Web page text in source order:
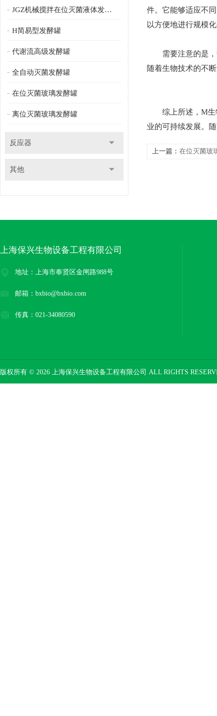
JGZ机械搅拌在位灭菌液体发酵罐
H简易型发酵罐
代谢流高级发酵罐
全自动灭菌发酵罐
在位灭菌玻璃发酵罐
离位灭菌玻璃发酵罐
反应器
其他
件。它能够适应不
以方便地进行规模
需要注意的是，
随着生物技术的不
综上所述，M生物
业的可持续发展。
上一篇： 在位灭菌玻
上海保兴生物设备工程有限公司
地址：上海市奉贤区金闸路988号
邮箱：bxbio@bxbio.com
传真：021-34080590
版权所有 © 2026 上海保兴生物设备工程有限公司 ALL RIGHTS